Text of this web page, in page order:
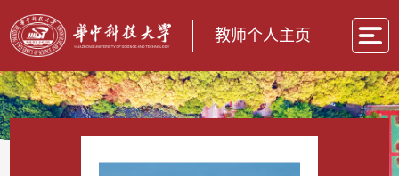
教师个人主页